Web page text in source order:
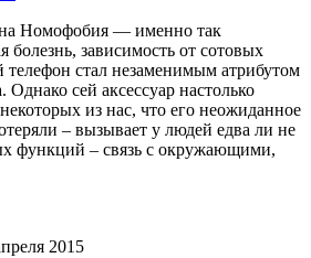
Номофобия — именно так
болезнь, зависимость от сотовых
стал незаменимым атрибутом
Однако сей аксессуар настолько
из нас, что его неожиданное
– вызывает у людей едва ли не
функций – связь с окружающими,
2015